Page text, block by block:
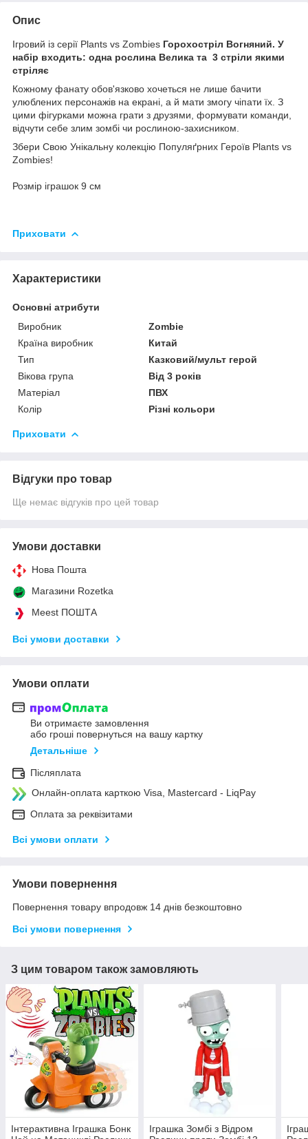
Опис
Ігровий із серії Plants vs Zombies Горохостріл Вогняний. У
набір входить: одна рослина Велика та 3 стріли якими
стріляє
Кожному фанату обов'язково хочеться не лише бачити
улюблених персонажів на екрані, а й мати змогу чіпати їх. З
цими фігурками можна грати з друзями, формувати команди,
відчути себе злим зомбі чи рослиною-захисником.
Збери Свою Унікальну колекцію Популяґрних Героїв Plants vs
Zombies!
Розмір іграшок 9 см
Приховати
Характеристики
Основні атрибути
Виробник
Zombie
Країна виробник
Китай
Тип
Казковий/мульт герой
Вікова група
Від 3 років
Матеріал
ПВХ
Колір
Різні кольори
Приховати
Відгуки про товар
Ще немає відгуків про цей товар
Умови доставки
Нова Пошта
Магазини Rozetka
Meest ПОШТА
Всі умови доставки
Умови оплати
Ви отримаєте замовлення
або гроші повернуться на вашу картку
Детальніше
Післяплата
Онлайн-оплата карткою Visa, Mastercard - LiqPay
Оплата за реквізитами
Всі умови оплати
Умови повернення
Повернення товару впродовж 14 днів безкоштовно
Всі умови повернення
З цим товаром також замовляють
Інтерактивна Іграшка Бонк
Іграшка Зомбі з Відром